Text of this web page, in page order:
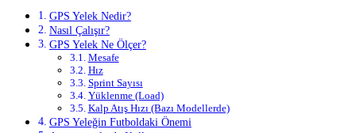
GPS Yelek Nedir?
Nasıl Çalışır?
GPS Yelek Ne Ölçer?
Mesafe
Hız
Sprint Sayısı
Yüklenme (Load)
Kalp Atış Hızı (Bazı Modellerde)
GPS Yeleğin Futboldaki Önemi